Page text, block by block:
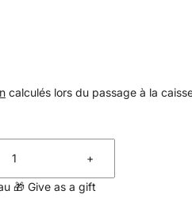
calculés lors du passage à la
+
🎁 Give as a gift